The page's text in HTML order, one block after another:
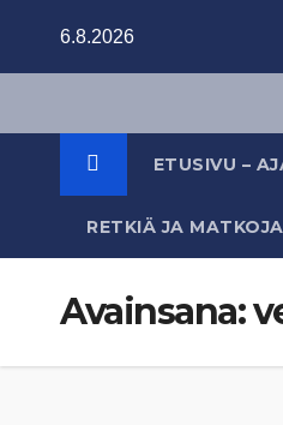
6.8.2026
ETUSIVU –
RETKIÄ JA MATKOJA
Avainsana: